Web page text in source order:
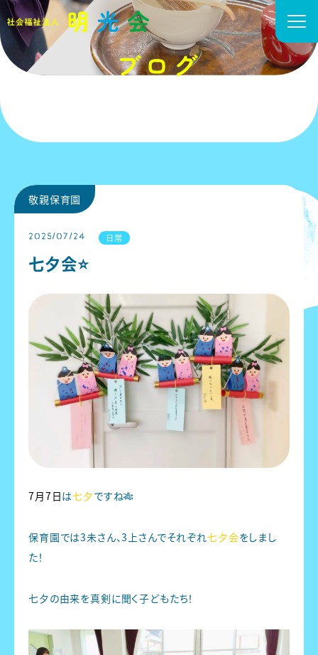
敬親保育園
2025/07/24 日常
七夕会⭐
7月7日は七夕ですね🎋
保育園では3未さん、3上さんでそれぞれ七夕会をしまし
た！
七夕の由来を真剣に聞く子どもたち！